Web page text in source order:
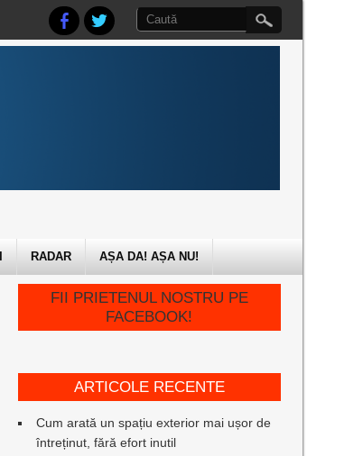
RADAR AȘA DA! AȘA NU!
FII PRIETENUL NOSTRU PE
FACEBOOK!
ARTICOLE RECENTE
Cum arată un spațiu exterior mai ușor de
întreținut, fără efort inutil